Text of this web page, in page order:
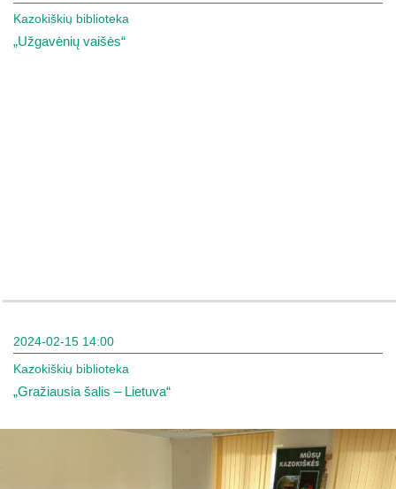
Kazokiškių biblioteka
„Užgavėnių vaišės“
2024-02-15 14:00
Kazokiškių biblioteka
„Gražiausia šalis – Lietuva“